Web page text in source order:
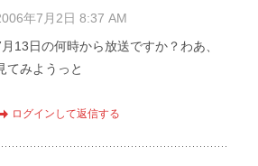
年7月2日 8:37 AM
13日の何時から放送ですか？わあ、
てみようっと
ログインして返信する